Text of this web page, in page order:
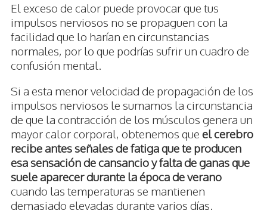
El exceso de calor puede provocar que tus
impulsos nerviosos no se propaguen con la
facilidad que lo harían en circunstancias
normales, por lo que podrías sufrir un cuadro de
confusión mental.
Si a esta menor velocidad de propagación de los
impulsos nerviosos le sumamos la circunstancia
de que la contracción de los músculos genera un
mayor calor corporal, obtenemos que el cerebro
recibe antes señales de fatiga que te producen
esa sensación de cansancio y falta de ganas que
suele aparecer durante la época de verano
cuando las temperaturas se mantienen
demasiado elevadas durante varios días.